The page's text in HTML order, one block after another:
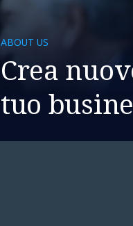
ABOUT US
Crea
tuo